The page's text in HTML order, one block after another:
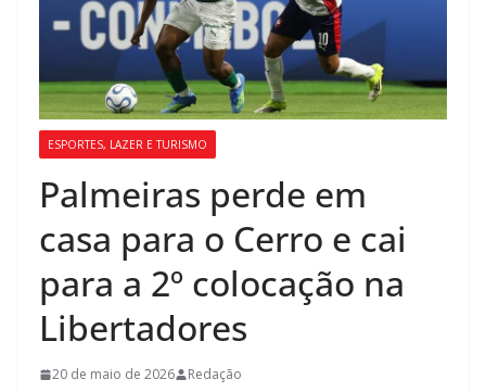
ESPORTES, LAZER E TURISMO
Palmeiras perde em
casa para o Cerro e cai
para a 2º colocação na
Libertadores
20 de maio de 2026 Redação